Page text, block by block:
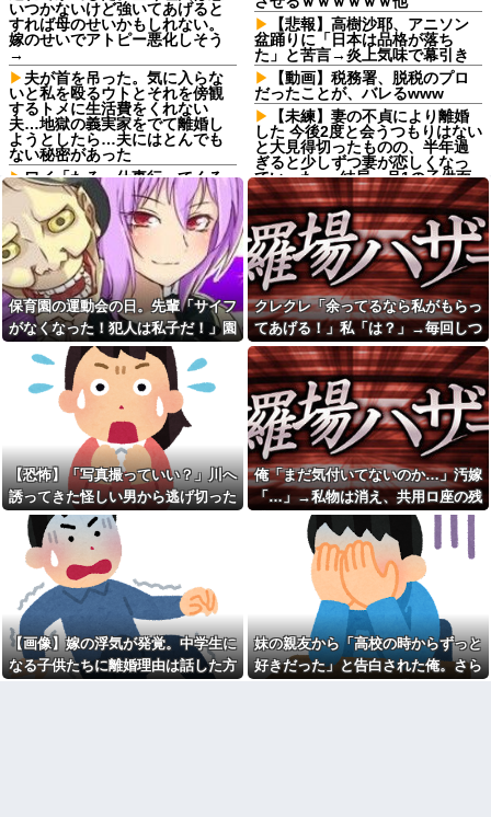
いつかないけど強いてあげると
すれば母のせいかもしれない。
嫁のせいでアトピー悪化しそう
→
夫が首を吊った。気に入らな
いと私を殴るウトとそれを傍観
するトメに生活費をくれない
夫…地獄の義実家をでて離婚し
ようとしたら…夫にはとんでも
ない秘密があった
ワイ「たろー仕事行ってくる
ね！（飼い犬）」犬「…？（ぷ
い」
母「お姉ちゃんは偉いのに、
あんたはねぇ…」私「また比べ
るの？」→積もり積もった不満
がついに爆発して…
嫁からマジで離婚を切り出さ
れている。俺がネトゲしすぎて
全くかまわなかったのが原因ら
しく...
バイト先のコンビニに、泥ま
みれの土方が入店してきた。子
供「パパ！あのおじさんたちお
店汚してるよ！」→する
何処情報か知らんけど定期的
に嘘情報を流す馬鹿がいる
飲み屋でケンカした相手をコ
ロした男の弁護をした。そして
数年後、因果応報を思わせる出
来事が…
熊本地震で居酒屋から温泉が
湧き出るｗｗｗｗｗｗｗｗ
【悲報】思春期の娘に「キモ
ッ」と言われたお父さん、グレ
るｗｗｗｗｗｗｗ
吉岡里帆が橋本環奈、広瀬す
ずクラスになれなかった理由ｗ
ｗｗｗｗｗ
【悲報】高樹沙耶、アニソン
盆踊りに「日本は品格が落ち
た」と苦言→炎上気味で幕引き
【動画】税務署、脱税のプロ
だったことが、バレるwww
【未練】妻の不貞により離婚
した 今後2度と会うつもりはない
と大見得切ったものの、半年過
ぎると少しずつ妻が恋しくなっ
ていった → 結局、月1の子供面
会日の後に…
骨盤骨折の後輩が階段でスカ
ートの裾を上げて慎重に降りて
る姿を見て「お姫様気取りｗ
ｗ」と爆笑・悪口を連発する社
内彼女！事故背景を知りながら
マウントと嫉妬で嘲笑する性根
の汚さに一気に冷めた・・・
【画像】00年代のJK、セクシ
ーすぎる♡♡♡♡♡
両親の離婚原因が私。結婚し
た原因も私。
【愚痴】義父はなんとなく、
「旦那より義弟」を可愛がって
いる感じがする。旦那もそれを
感じていて、義母にも相談した
ことがあるらしい。見ていると
なんだか切ない。
近寄りがたい怖いキャラを目
指していた俺は自己紹介カード
の自画像に自分だけそこにオリ
ジナルの氏神を描いた
③【相談】相談者「嫁から連
れ子の息子への愛が足りないか
ら離婚を考えてると言われた」
住民「嫁の高望みかな？」相談
者「嫁にここ見せたら顔真っ赤
にして怒ってました」住民「え
っ」
保育園の運動会の日。先輩「サイフ
がなくなった！犯人は私子だ！」園
長「警察沙汰は勘弁して～」→誰も
味方がいないと思ったその時…
クレクレ「余ってるなら私がもらっ
てあげる！」私「は？」→毎回しつ
こく食い下がるので、ある方法を試
した結果…
【恐怖】「写真撮っていい？」川へ
誘ってきた怪しい男から逃げ切った
私⇒テレビに映った『衝撃の顔』に
絶句
俺「まだ気付いてないのか…」汚嫁
「…」→私物は消え、共用ロ座の残
高は653円。それでも嫁は平然とし
ていて…
【画像】嫁の浮気が発覚。中学生に
なる子供たちに離婚理由は話した方
妹の親友から「高校の時からずっと
好きだった」と告白された俺。さら